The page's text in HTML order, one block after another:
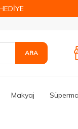
ARA
Makyaj